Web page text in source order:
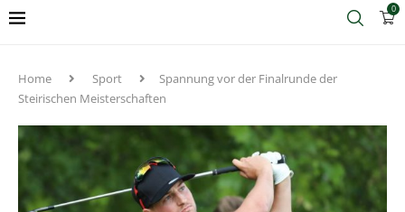
0
Home Sport
Spannung vor der Finalrunde der
Steirischen Meisterschaften